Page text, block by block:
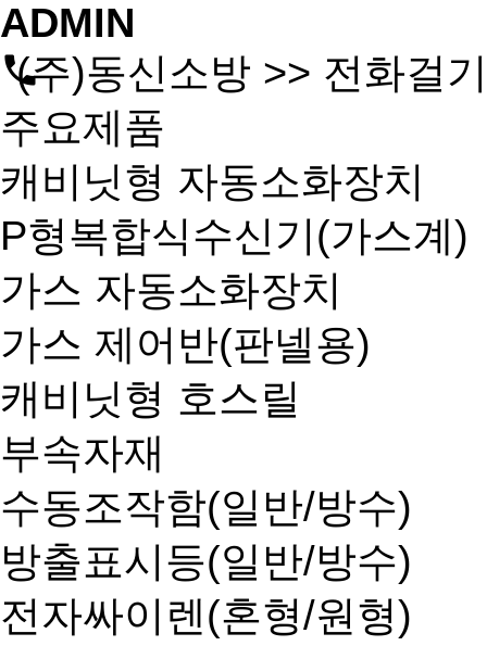
ADMIN
(주)동신소방 >> 전화걸
주요제품
캐비닛형 자동소화장치
P형복합식수신기(가스계)
가스 자동소화장치
가스 제어반(판넬용)
캐비닛형 호스릴
부속자재
수동조작함(일반/방수)
방출표시등(일반/방수)
전자싸이렌(혼형/원형)